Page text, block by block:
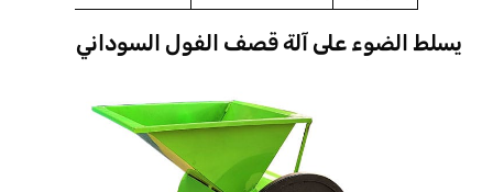
يسلط الضوء على آلة قصف الفول السوداني